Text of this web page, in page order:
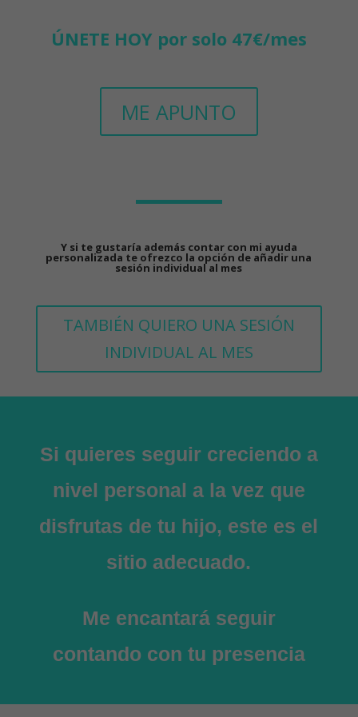
ÚNETE HOY por solo 47€/mes
ME APUNTO
Y si te gustaría además contar con mi ayuda
personalizada te ofrezco la opción de añadir una
sesión individual al mes
TAMBIÉN QUIERO UNA SESIÓN
INDIVIDUAL AL MES
Si quieres seguir creciendo a
nivel personal a la vez que
disfrutas de tu hijo, este es el
sitio adecuado.
Me encantará seguir
contando con tu presencia